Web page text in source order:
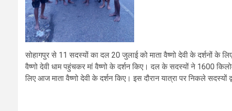
सोहागपुर से 11 सदस्यों का दल 20 जुलाई को माता वैष्णो देवी के दर्शनों के
वैष्णो देवी धाम पहुंचकर मां वैष्णो के दर्शन किए। दल के सदस्यों ने 1600
लिए आज माता वैष्णो देवी के दर्शन किए। इस दौरान यात्रा पर निकले सदस्यों